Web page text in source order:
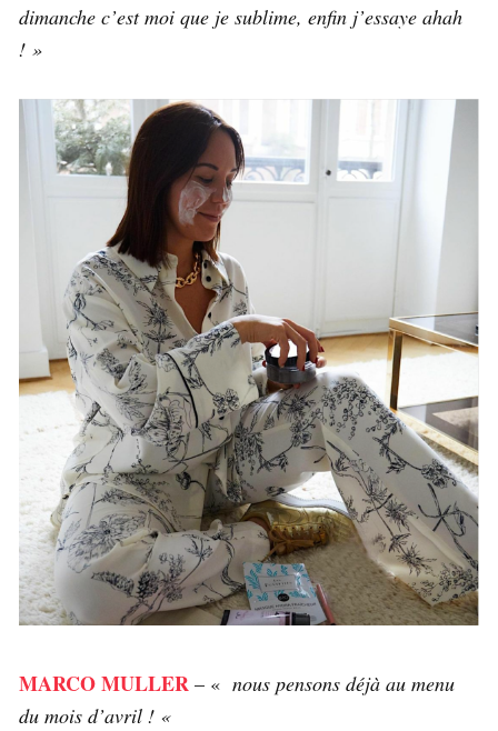
dimanche c’est moi que je sublime, enfin j’essaye ahah
! »
MARCO MULLER – « nous pensons déjà au menu
du mois d’avril ! «